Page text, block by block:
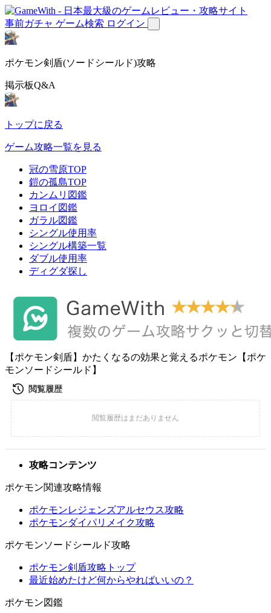
事前ガチャ ゲーム検索 ログイン
ポケモン剣盾(ソードシールド)攻略
掲示板Q&A
トップに戻る
ゲーム攻略一覧を見る
冠の雪原TOP
鎧の孤島TOP
カンムリ図鑑
ヨロイ図鑑
ガラル図鑑
シングル使用率
シングル構築一覧
ダブル使用率
ディグダ探し
【ポケモン剣盾】かたくなるの効果と覚えるポケモン【ポケ
モンソードシールド】
攻略コンテンツ
ポケモン関連攻略情報
ポケモンレジェンズアルセウス攻略
ポケモンダイパリメイク攻略
ポケモンソードシールド攻略
ポケモン剣盾攻略トップ
最近始めたけど何からやればいいの？
ポケモン図鑑